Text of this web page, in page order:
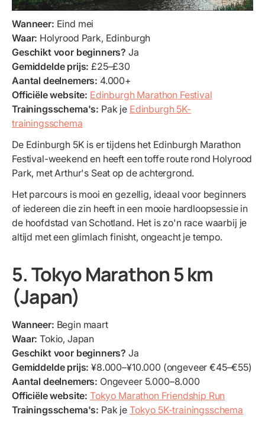
Wanneer: Eind mei
Waar: Holyrood Park, Edinburgh
Geschikt voor beginners? Ja
Gemiddelde prijs: £25–£30
Aantal deelnemers: 4.000+
Officiële website: Edinburgh Marathon Festival
Trainingsschema's: Pak je Edinburgh 5K-
trainingsschema
De Edinburgh 5K is er tijdens het Edinburgh Marathon
Festival-weekend en heeft een toffe route rond Holyrood
Park, met Arthur's Seat op de achtergrond.
Het parcours is mooi en gezellig, ideaal voor beginners
of iedereen die zin heeft in een mooie hardloopsessie in
de hoofdstad van Schotland. Het is zo'n race waarbij je
altijd met een glimlach finisht, ongeacht je tempo.
5. Tokyo Marathon 5 km
(Japan)
Wanneer: Begin maart
Waar: Tokio, Japan
Geschikt voor beginners? Ja
Gemiddelde prijs: ¥8.000–¥10.000 (ongeveer €45–€55)
Aantal deelnemers: Ongeveer 5.000–8.000
Officiële website: Tokyo Marathon Friendship Run
Trainingsschema's: Pak je Tokyo 5K-trainingsschema